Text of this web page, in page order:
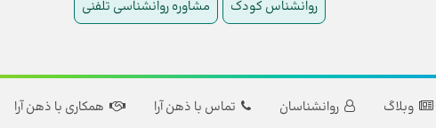
روانشناس کودک مشاوره روانشناسی تلفنی
وبلاگ روانشناسان تماس با ذهن آرا همکاری با ذهن آرا